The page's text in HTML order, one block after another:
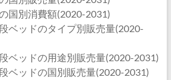
国別消費額(2020-2031)
ベッドのタイプ別販売量(2020-
ベッドの用途別販売量(2020-2031)
ベッドの国別販売量(2020-2031)